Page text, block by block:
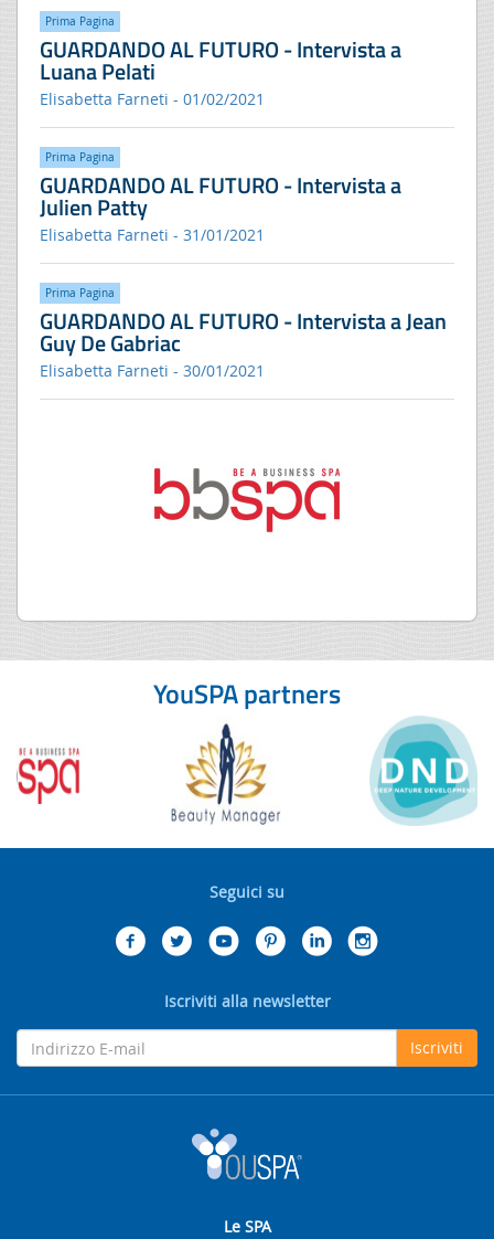
Prima Pagina
GUARDANDO AL FUTURO - Intervista a
Luana Pelati
Elisabetta Farneti - 01/02/2021
Prima Pagina
GUARDANDO AL FUTURO - Intervista a
Julien Patty
Elisabetta Farneti - 31/01/2021
Prima Pagina
GUARDANDO AL FUTURO - Intervista a Jean
Guy De Gabriac
Elisabetta Farneti - 30/01/2021
YouSPA partners
Seguici su
Iscriviti alla newsletter
Iscriviti
Le SPA